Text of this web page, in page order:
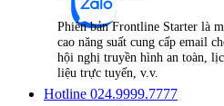
Hotline 024.9999.7777
Phiên bản Frontline Starter là
cao năng suất cung cấp email
hội nghị truyền hình an toàn,
liệu trực tuyến, v.v.